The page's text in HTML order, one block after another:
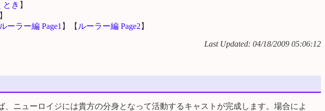
とき 】
】
ルーラー編 Page1 】【 ルーラー編 Page2 】
Last Updated: 04/18/2009 05:06:12
ニューロイジには貴方の分身となって活動するキャストが完成します。場合によ